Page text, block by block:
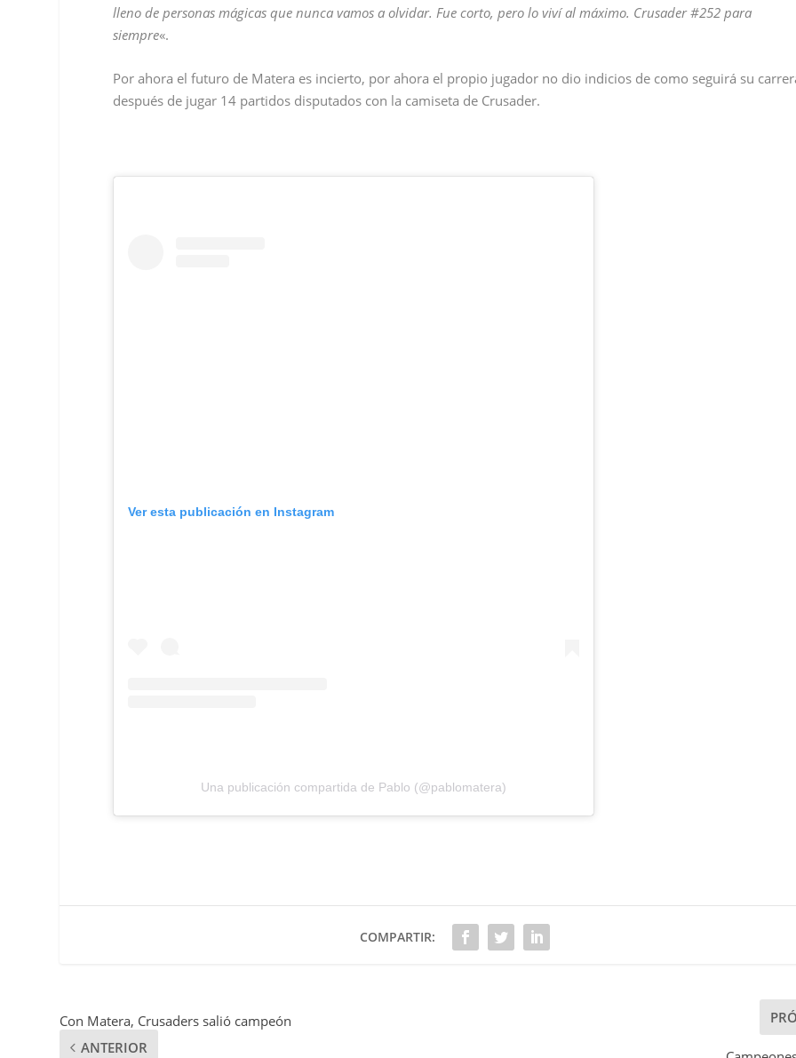
lleno de personas mágicas que nunca vamos a olvidar. Fue corto, pero lo viví al máximo. Crusader #252 para
siempre«.
Por ahora el futuro de Matera es incierto, por ahora el propio jugador no dio indicios de como seguirá su
después de jugar 14 partidos disputados con la camiseta de Crusader.
Ver esta publicación en Instagram
Una publicación compartida de Pablo (@pablomatera)
COMPARTIR:
Con Matera, Crusaders salió campeón
ANTERIOR